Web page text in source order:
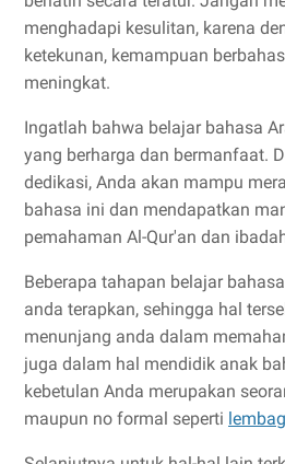
menghadapi kesulitan, karena
ketekunan, kemampuan
meningkat.
Ingatlah bahwa belajar bahasa
yang berharga dan bermanfaat.
dedikasi, Anda akan mampu
bahasa ini dan mendapatkan
pemahaman Al-Qur'an dan
Beberapa tahapan belajar
anda terapkan, sehingga hal
menunjang anda dalam
juga dalam hal mendidik anak
kebetulan Anda merupakan
maupun no formal seperti